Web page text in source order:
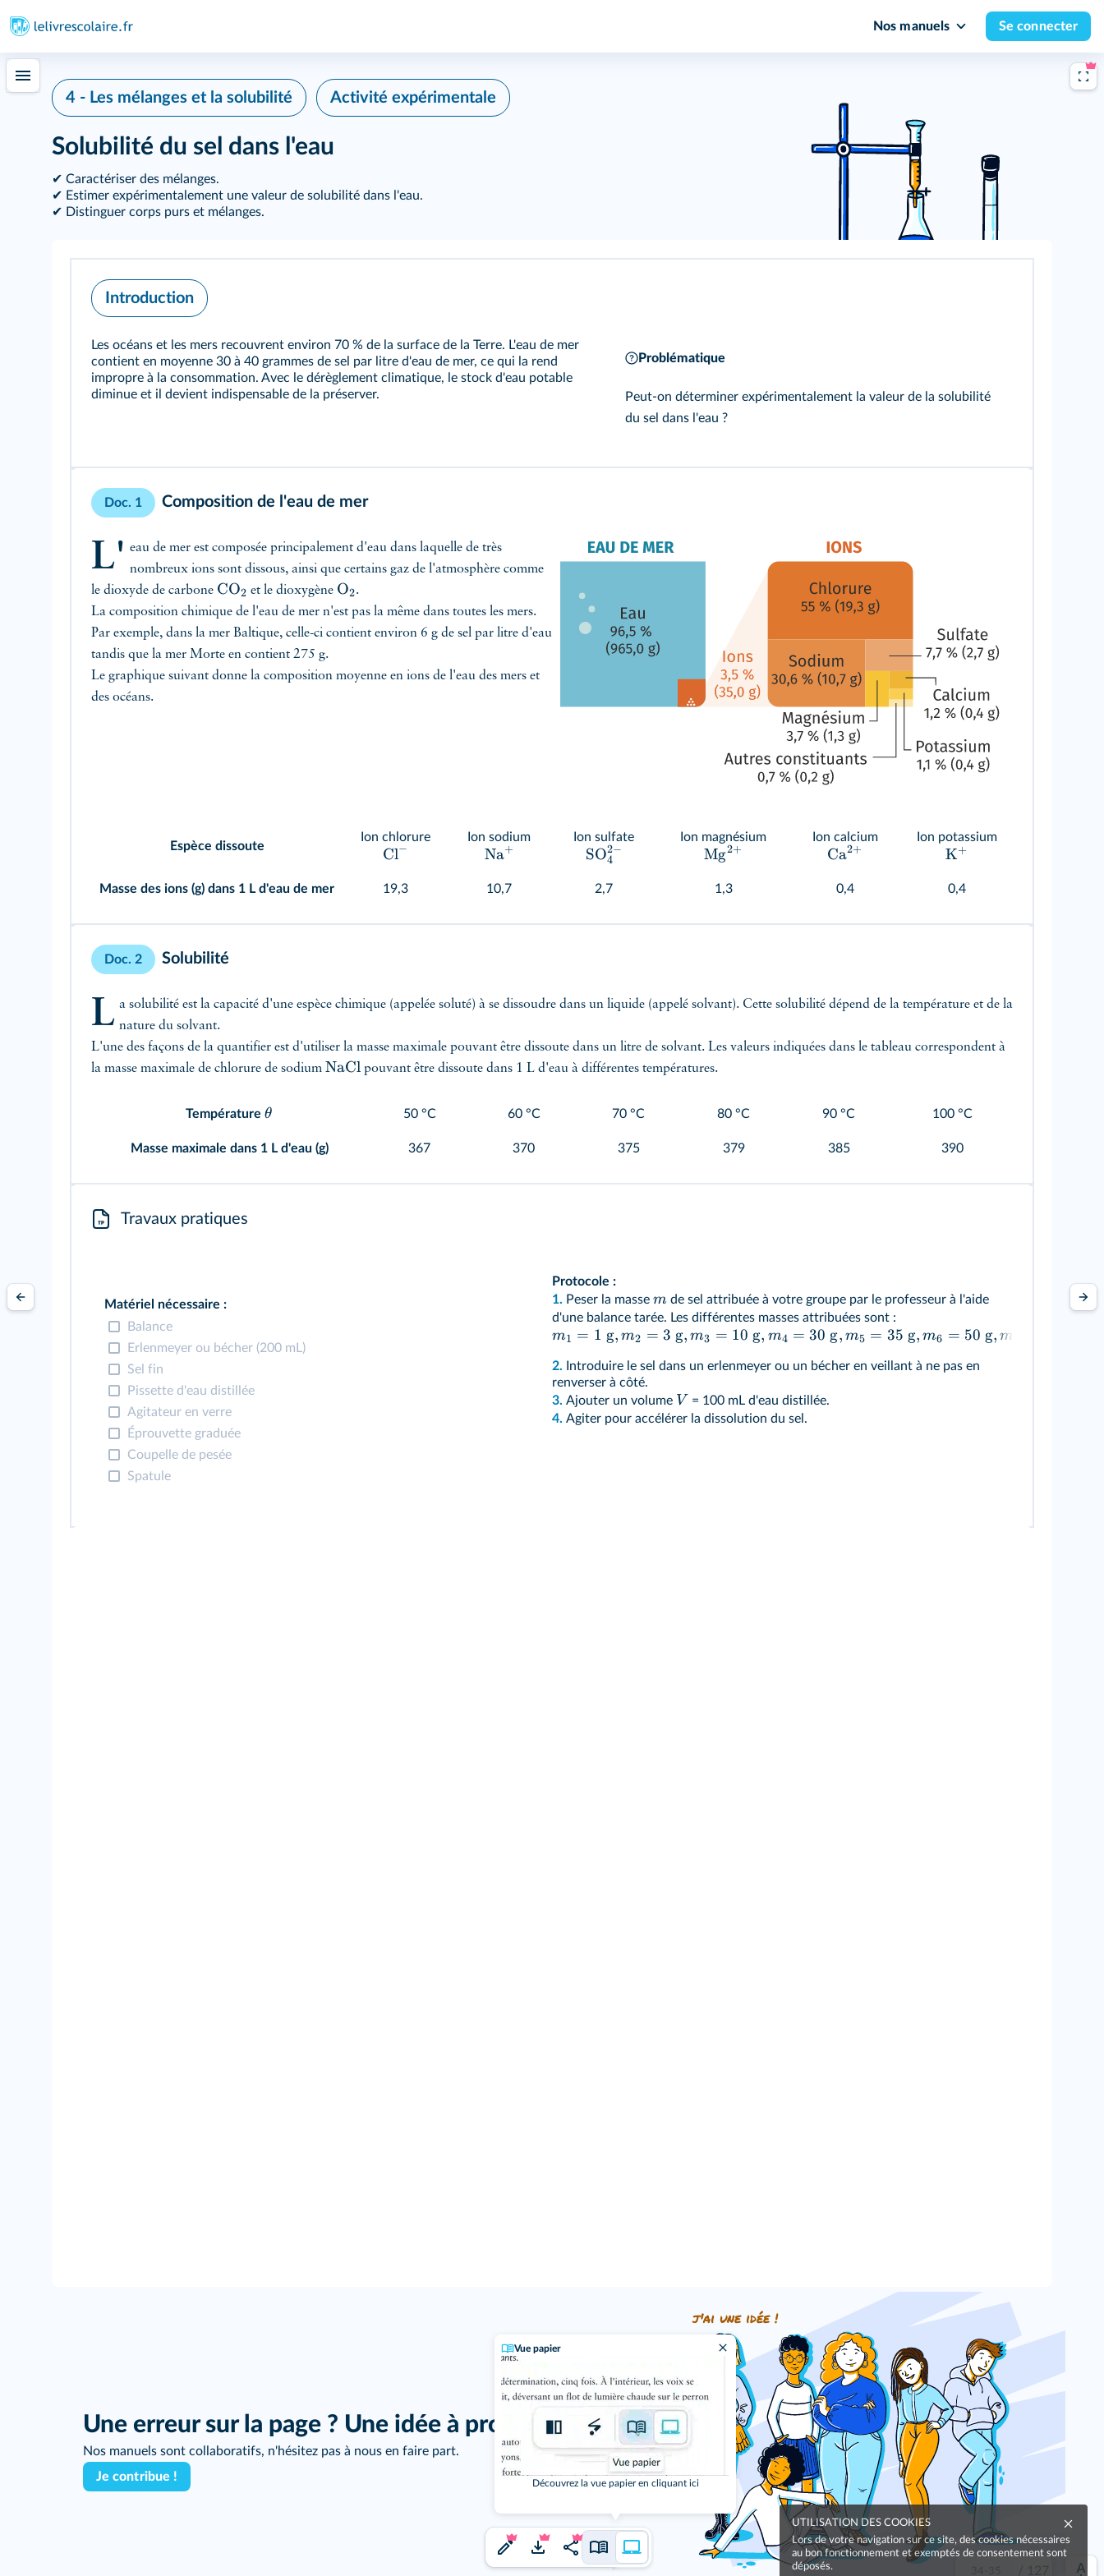
Nos manuels Se connecter
/ 127
Vue papier
Découvrez la vue papier en cliquant ici
4 - Les mélanges et la solubilité Activité expérimentale
Solubilité du sel dans l'eau
✔ Caractériser des mélanges.
✔ Estimer expérimentalement une valeur de solubilité dans l'eau.
✔ Distinguer corps purs et mélanges.
Introduction
Les océans et les mers recouvrent environ 70 % de la surface de la Terre. L'eau de mer
contient en moyenne 30 à 40 grammes de sel par litre d'eau de mer, ce qui la rend
impropre à la consommation. Avec le dérèglement climatique, le stock d'eau potable
diminue et il devient indispensable de la préserver.
Problématique
Peut-on déterminer expérimentalement la valeur de la solubilité
du sel dans l'eau ?
Doc. 1 Composition de l'eau de mer
L' eau de mer est composée principalement d'eau dans laquelle de très
nombreux ions sont dissous, ainsi que certains gaz de l'atmosphère comme
le dioxyde de carbone CO2 et le dioxygène O2.
La composition chimique de l'eau de mer n'est pas la même dans toutes les mers.
Par exemple, dans la mer Baltique, celle-ci contient environ 6 g de sel par litre d'eau
tandis que la mer Morte en contient 275 g.
Le graphique suivant donne la composition moyenne en ions de l'eau des mers et
des océans.
Espèce dissoute
Ion chlorure
Cl−
Ion sodium
Na+
Ion sulfate
SO4
2−
Ion magnésium
Mg2+
Ion calcium
Ca2+
Ion potassium
K+
Masse des ions (g) dans 1 L d'eau de mer 19,3 10,7 2,7 1,3 0,4 0,4
Doc. 2 Solubilité
L a solubilité est la capacité d'une espèce chimique (appelée soluté) à se dissoudre dans un liquide (appelé solvant). Cette solubilité dépend de la température et de la
nature du solvant.
L'une des façons de la quantifier est d'utiliser la masse maximale pouvant être dissoute dans un litre de solvant. Les valeurs indiquées dans le tableau correspondent à
la masse maximale de chlorure de sodium NaCl pouvant être dissoute dans 1 L d'eau à différentes températures.
Températureθ 50 °C 60 °C 70 °C 80 °C 90 °C 100 °C
Masse maximale dans 1 L d'eau (g) 367 370 375 379 385 390
Travaux pratiques
Matériel nécessaire :
Balance
Erlenmeyer ou bécher (200 mL)
Sel fin
Pissette d'eau distillée
Agitateur en verre
Éprouvette graduée
Coupelle de pesée
Spatule
Protocole :
1. Peser la masse m de sel attribuée à votre groupe par le professeur à l'aide
d'une balance tarée. Les différentes masses attribuées sont :
m1 = 1 g, m2 = 3 g, m3 = 10 g, m4 = 30 g, m5 = 35 g, m6 = 50 g, m
2.
Introduire le sel dans un erlenmeyer ou un bécher en veillant à ne pas en
renverser à côté.
3. Ajouter un volume V = 100 mL d'eau distillée.
4. Agiter pour accélérer la dissolution du sel.
Une erreur sur la page ? Une idée à proposer ?
Nos manuels sont collaboratifs, n'hésitez pas à nous en faire part.
Je contribue !
j'ai une idée !
UTILISATION DES COOKIES
Lors de votre navigation sur ce site, des cookies nécessaires
au bon fonctionnement et exemptés de consentement sont
déposés.